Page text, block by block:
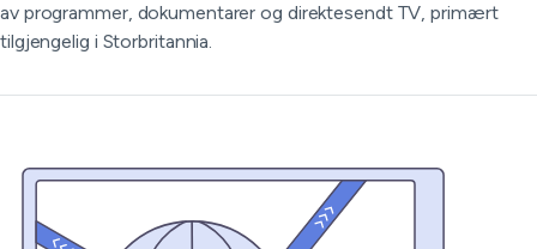
av programmer, dokumentarer og direktesendt TV, primært
tilgjengelig i Storbritannia.